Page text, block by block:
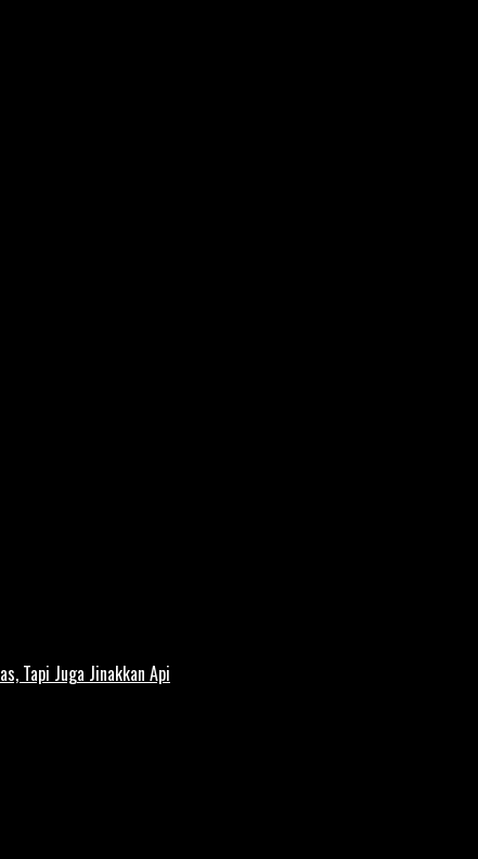
Tapi Juga Jinakkan Api